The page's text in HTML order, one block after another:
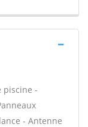
piscine -
- Antenne